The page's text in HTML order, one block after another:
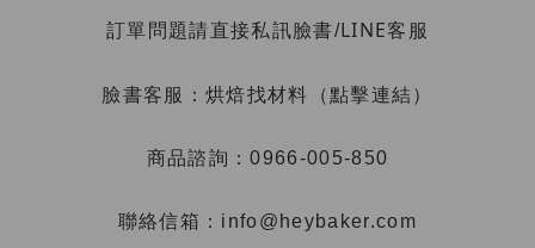
訂單問題請直接私訊臉書/LINE客服
臉書客服： 烘焙找材料（點擊連結）
商品諮詢：0966-005-850
聯絡信箱：info@heybaker.com